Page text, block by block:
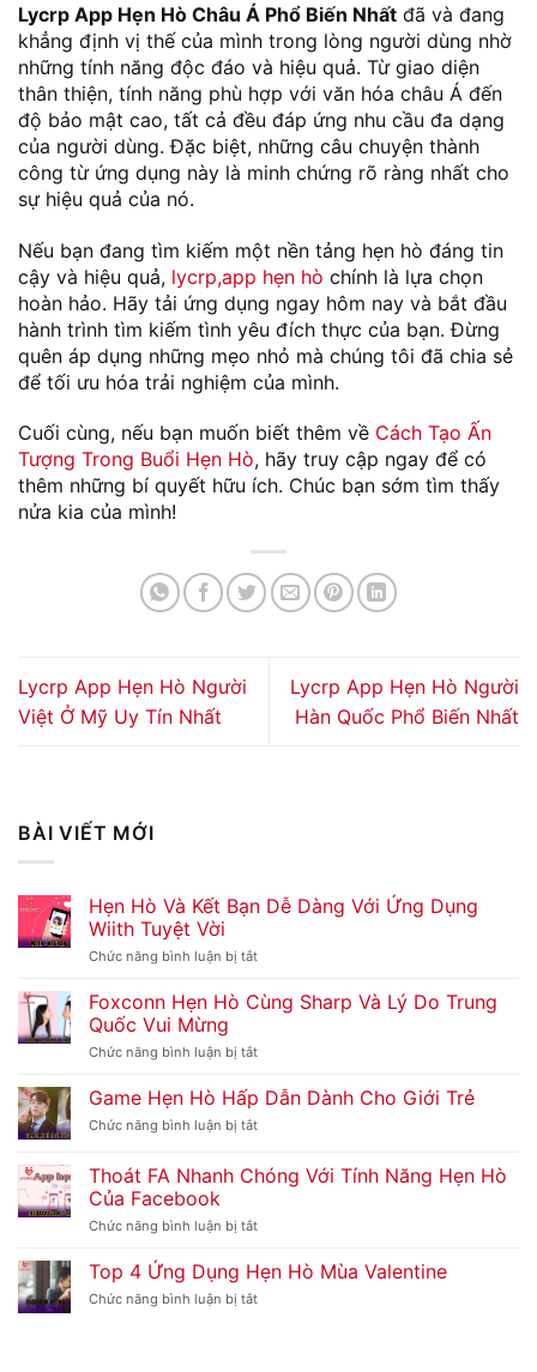
Lycrp App Hẹn Hò Châu Á Phổ Biến Nhất đã và đang
khẳng định vị thế của mình trong lòng người dùng nhờ
những tính năng độc đáo và hiệu quả. Từ giao diện
thân thiện, tính năng phù hợp với văn hóa châu Á đến
độ bảo mật cao, tất cả đều đáp ứng nhu cầu đa dạng
của người dùng. Đặc biệt, những câu chuyện thành
công từ ứng dụng này là minh chứng rõ ràng nhất cho
sự hiệu quả của nó.
Nếu bạn đang tìm kiếm một nền tảng hẹn hò đáng tin
cậy và hiệu quả, lycrp,app hẹn hò chính là lựa chọn
hoàn hảo. Hãy tải ứng dụng ngay hôm nay và bắt đầu
hành trình tìm kiếm tình yêu đích thực của bạn. Đừng
quên áp dụng những mẹo nhỏ mà chúng tôi đã chia sẻ
để tối ưu hóa trải nghiệm của mình.
Cuối cùng, nếu bạn muốn biết thêm về Cách Tạo Ấn
Tượng Trong Buổi Hẹn Hò, hãy truy cập ngay để có
thêm những bí quyết hữu ích. Chúc bạn sớm tìm thấy
nửa kia của mình!
Lycrp App Hẹn Hò Người
Việt Ở Mỹ Uy Tín Nhất
Lycrp App Hẹn Hò Người
Hàn Quốc Phổ Biến Nhất
BÀI VIẾT MỚI
Hẹn Hò Và Kết Bạn Dễ Dàng Với Ứng Dụng
Wiith Tuyệt Vời
Chức năng bình luận bị tắt
Hò
Và
Với
Tuyệt
Foxconn Hẹn Hò Cùng Sharp Và Lý Do Trung
Quốc Vui Mừng
Chức năng bình luận bị tắt
Hẹn
Hò
Lý
Mừng
Game Hẹn Hò Hấp Dẫn Dành Cho Giới Trẻ
Chức năng bình luận bị tắt
Hò
Giới
Trẻ
Thoát FA Nhanh Chóng Với Tính Năng Hẹn Hò
Của Facebook
Chức năng bình luận bị tắt
FA
Nhanh
Top 4 Ứng Dụng Hẹn Hò Mùa Valentine
Chức năng bình luận bị tắt